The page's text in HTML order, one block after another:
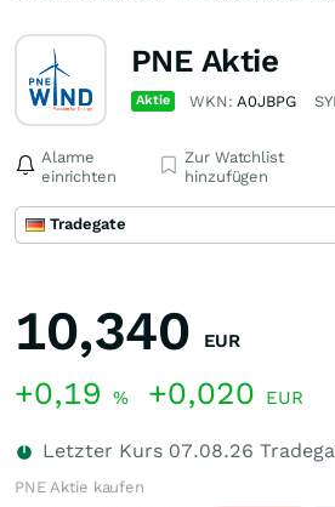
PNE Aktie
Aktie WKN:A0JBPG
Alarme
einrichten
Zur Watchlist
hinzufügen
Tradegate
10,340 EUR
+0,19 % +0,020 EUR
Letzter Kurs 07.08.26
PNE Aktie kaufen